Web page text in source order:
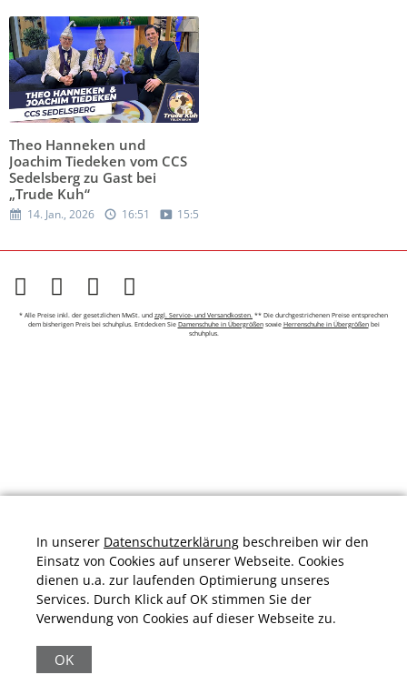
Theo Hanneken und
Joachim Tiedeken vom CCS
Sedelsberg zu Gast bei
„Trude Kuh“
14. Jan., 2026 16:51 15:57
* Alle Preise inkl. der gesetzlichen MwSt. und zzgl. Service- und Versandkosten. ** Die durchgestrichenen Preise entsprechen
dem bisherigen Preis bei schuhplus. Entdecken Sie Damenschuhe in Übergrößensowie Herrenschuhe in Übergrößenbei
schuhplus.
|
Bewertungsgrundlage des Anbieters: 13 Verkaufs- und 32
In unserer Datenschutzerklärung beschreiben wir den
Einsatz von Cookies auf unserer Webseite. Cookies
dienen u.a. zur laufenden Optimierung unseres
Services. Durch Klick auf OK stimmen Sie der
Verwendung von Cookies auf dieser Webseite zu.
OK